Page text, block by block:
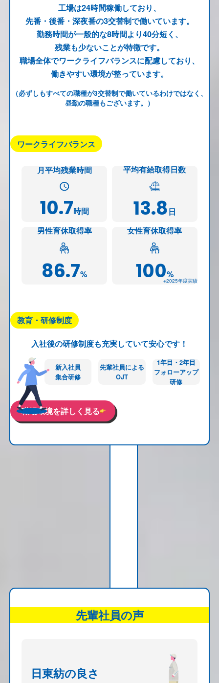
工場は24時間稼働しており、
先番・後番・深夜番の3交替制で働いています。
勤務時間が一般的な8時間より40分短く、
残業も少ないことが特徴です。
職場全体でワークライフバランスに配慮しており、
働きやすい環境が整っています。
（必ずしもすべての職種が3交替制で働いているわけではなく、
昼勤の職種もございます。）
ワークライフバランス
月平均残業時間
10.7時間
平均有給取得日数
13.8日
男性育休取得率
86.7%
女性育休取得率
100%
※2025年度実績
教育・研修制度
入社後の研修制度も充実していて安心です！
新入社員
集合研修
先輩社員による
OJT
1年目・2年目
フォローアップ
研修
職場環境を詳しく見る
先輩社員の声
日東紡の良さ